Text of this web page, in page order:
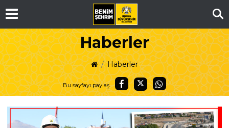
Haberler
Haberler
Bu sayfayı paylaş